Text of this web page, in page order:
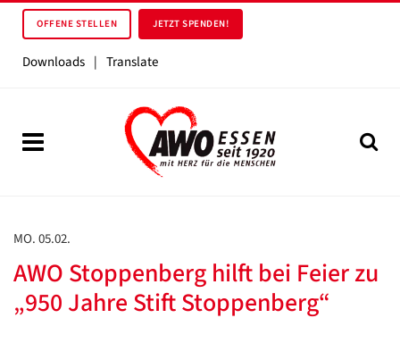
OFFENE STELLEN JETZT SPENDEN!
Downloads | Translate
MO. 05.02.
AWO Stoppenberg hilft bei Feier zu
„950 Jahre Stift Stoppenberg“